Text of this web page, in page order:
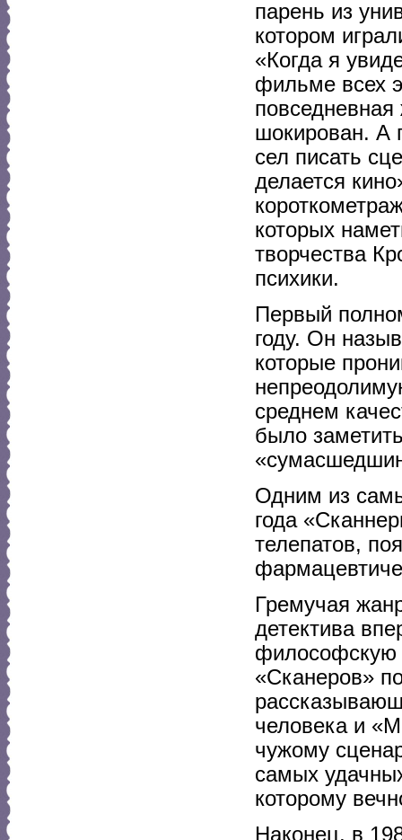
парень из
котором
«Когда я
фильме всех
шокирован. А
сел писать
делается
которых
творчества
психики.
Первый
году. Он
которые
среднем
было
Одним из
года
телепатов,
Гремучая
детектива
философскую
«Сканеров»
человека и
чужому
самых
которому
Наконец, в